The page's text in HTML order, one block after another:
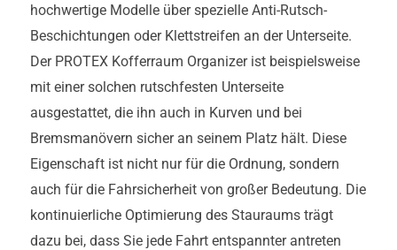
hochwertige Modelle über spezielle Anti-Rutsch-
Beschichtungen oder Klettstreifen an der Unterseite.
Der PROTEX Kofferraum Organizer ist beispielsweise
mit einer solchen rutschfesten Unterseite
ausgestattet, die ihn auch in Kurven und bei
Bremsmanövern sicher an seinem Platz hält. Diese
Eigenschaft ist nicht nur für die Ordnung, sondern
auch für die Fahrsicherheit von großer Bedeutung. Die
kontinuierliche Optimierung des Stauraums trägt
dazu bei, dass Sie jede Fahrt entspannter antreten